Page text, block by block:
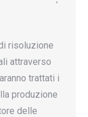
risoluzione
attraverso
trattati i
produzione
delle